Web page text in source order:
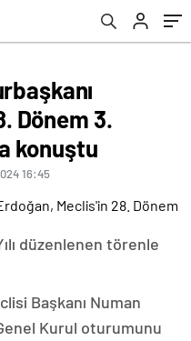
Dönem 3.
konuştu
16:45
düzenlenen törenle
Başkanı Numan
Kurul oturumunu